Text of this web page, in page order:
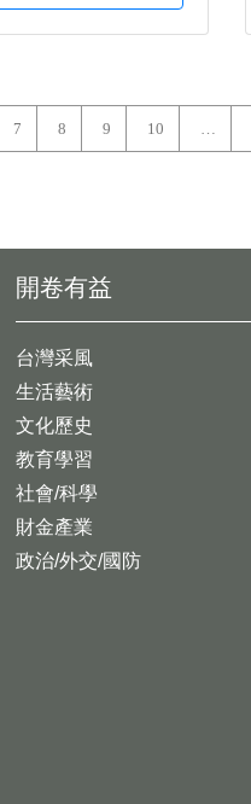
7 8 9 10
開卷有益
台灣采風
生活藝術
文化歷史
教育學習
社會/科學
財金產業
政治/外交/國防